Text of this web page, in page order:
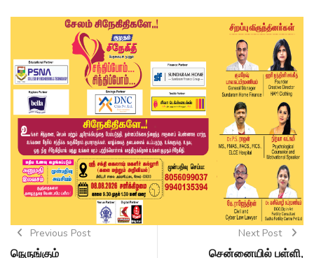
Previous Post
நெருங்கும்
Next Post
சென்னையில் பள்ளி,